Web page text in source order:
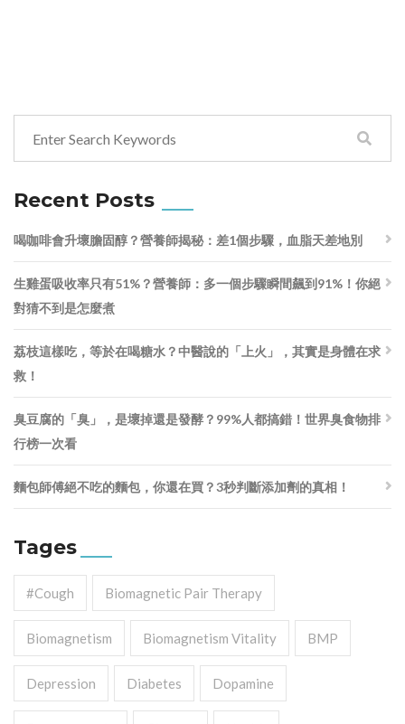
Recent Posts
喝咖啡會升壞膽固醇？營養師揭秘：差1個步驟，血脂天差地別
生雞蛋吸收率只有51%？營養師：多一個步驟瞬間飆到91%！你絕
對猜不到是怎麼煮
荔枝這樣吃，等於在喝糖水？中醫說的「上火」，其實是身體在求
救！
臭豆腐的「臭」，是壞掉還是發酵？99%人都搞錯！世界臭食物排
行榜一次看
麵包師傅絕不吃的麵包，你還在買？3秒判斷添加劑的真相！
Tages
#cough Biomagnetic Pair Therapy
Biomagnetism Biomagnetism Vitality BMP
Depression Diabetes Dopamine